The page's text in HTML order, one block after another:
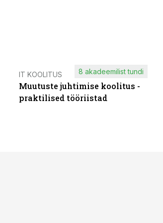
IT KOOLITUS
Muutuste juhtimise koolitus -
praktilised tööriistad
8 akadeemilist tundi